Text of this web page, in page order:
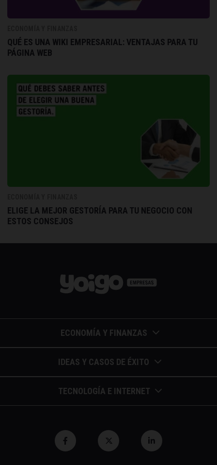
QUÉ ES UNA WIKI EMPRESARIAL: VENTAJAS PARA TU
PÁGINA WEB
ELIGE LA MEJOR GESTORÍA PARA TU NEGOCIO CON
ESTOS CONSEJOS
ECONOMÍA Y FINANZAS
Barómetros de sueldos
Economía colaborativa
Economía para Pymes
IDEAS Y CASOS DE ÉXITO
Calendario de eventos
Casos de éxito
Entrevistas / autores
Gestión y liderazgo
TECNOLOGÍA E INTERNET
Blockchain y similares